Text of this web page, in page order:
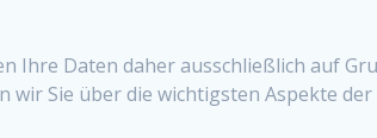
Ihre Daten daher ausschließlich auf
wir Sie über die wichtigsten Aspekte